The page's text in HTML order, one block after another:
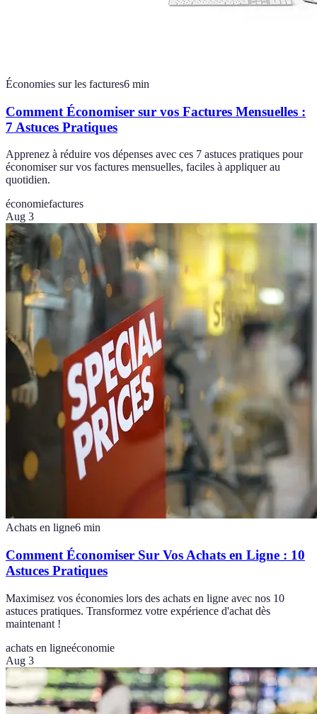
Économies sur les factures6 min
Comment Économiser sur vos Factures Mensuelles :
7 Astuces Pratiques
Apprenez à réduire vos dépenses avec ces 7 astuces pratiques pour
économiser sur vos factures mensuelles, faciles à appliquer au
quotidien.
économiefactures
Aug 3
Achats en ligne6 min
Comment Économiser Sur Vos Achats en Ligne : 10
Astuces Pratiques
Maximisez vos économies lors des achats en ligne avec nos 10
astuces pratiques. Transformez votre expérience d'achat dès
maintenant !
achats en ligneéconomie
Aug 3